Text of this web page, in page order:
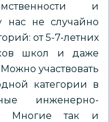
и
нас не случайно
от 5-7-летних
школ и даже
участвовать
категории в
инженерно-
Многие так и